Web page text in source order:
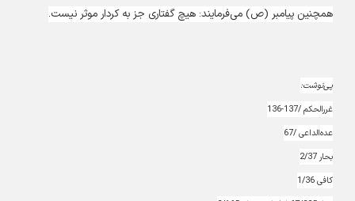
همچنین پیامبر (ص) می‌فرمایند: هیچ گفتاری جز به کردار موثر نیست.
پی‌نوشت:
غررالحکم /137-136
عده‌الداعی /67
بحار 2/37
کافی 1/36